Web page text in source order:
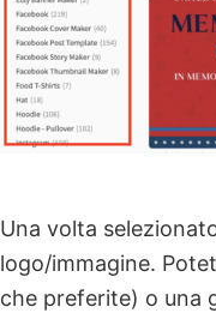
Una volta
logo/immagine.
che preferite) o una